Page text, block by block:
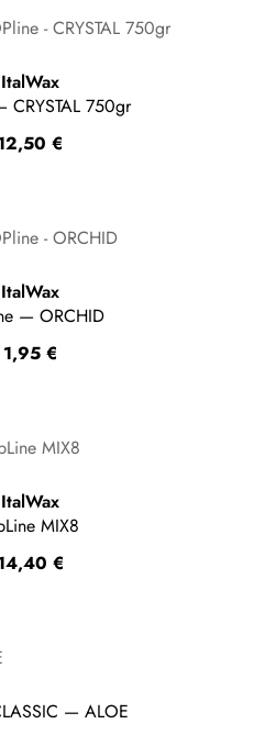
ItalWax
CRYSTAL 750gr
€
ItalWax
— ORCHID
1,95 €
ItalWax
MIX8
€
— ALOE